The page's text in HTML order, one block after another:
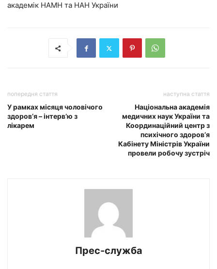
академік НАМН та НАН України
попередня стаття
У рамках місяця чоловічого
здоров’я – інтерв’ю з
лікарем
наступна стаття
Національна академія
медичних наук України та
Координаційний центр з
психічного здоров’я
Кабінету Міністрів України
провели робочу зустріч
Прес-служба